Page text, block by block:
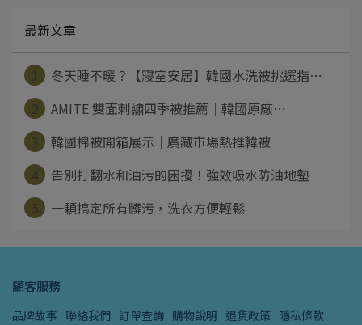
最新文章
冬天睡不暖？【寢室安居】韓國水洗被挑選指⋯
AMITE 雙面刺繡四季被推薦｜韓國原廠⋯
韓國棉被開箱展示｜廣藏市場熱推韓被
告別打翻水和油污的困擾！強效吸水防油地墊
一顆搞定所有髒污，洗衣方便輕鬆
顧客服務
品牌故事 聯絡我們 訂單查詢 購物說明 退貨政策 隱私條款